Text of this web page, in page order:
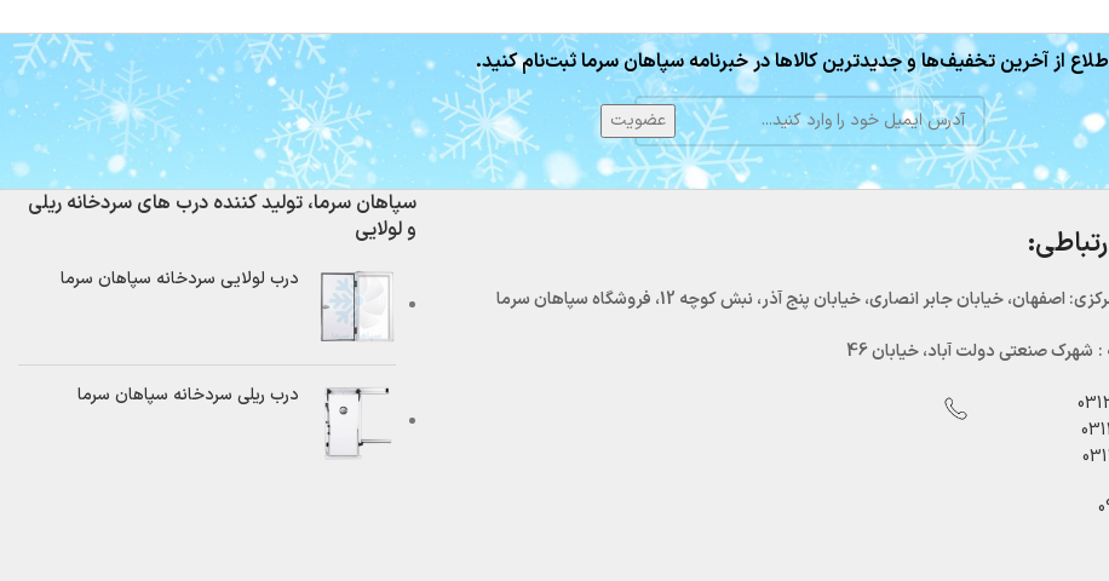
از آخرین تخفیف‌ها و جدیدترین کالاها در خبرنامه سپاهان سرما ثبت‌نام کنید.
اصفهان، خیابان جابر انصاری، خیابان پنج آذر، نبش کوچه 12، فروشگاه سپاهان سرما
: شهرک صنعتی دولت آباد، خیابان 46
سپاهان سرما، تولید کننده درب های سردخانه ریلی
و لولایی
درب لولایی سردخانه سپاهان سرما
درب ریلی سردخانه سپاهان سرما